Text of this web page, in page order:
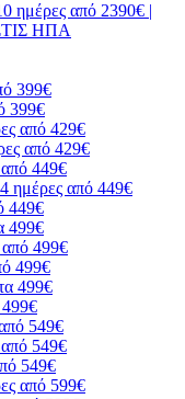
ημέρες από 2390€ |
ΗΠΑ
399€
399€
από 429€
από 429€
449€
ημέρες από 449€
449€
499€
από 499€
499€
499€
549€
549€
549€
από 599€